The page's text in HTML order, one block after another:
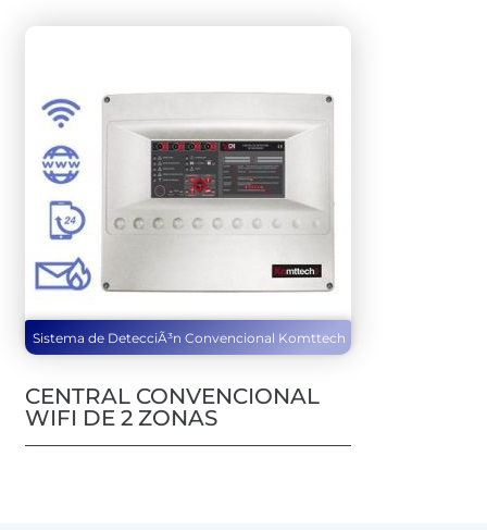
Sistema de DetecciÃ³n Convencional Komttech
CENTRAL CONVENCIONAL
WIFI DE 2 ZONAS